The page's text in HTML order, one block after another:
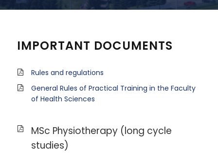
IMPORTANT DOCUMENTS
Rules and regulations
General Rules of Practical Training in the Faculty
of Health Sciences
MSc Physiotherapy (long cycle
studies)